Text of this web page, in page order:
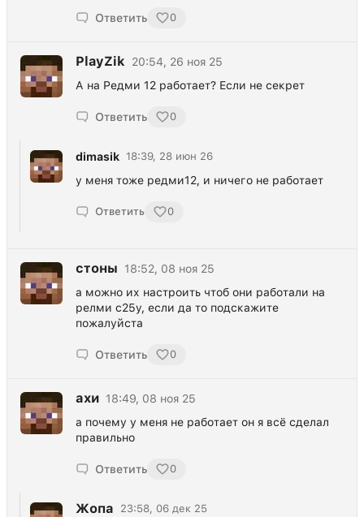
Ответить 0
PlayZik
20:54, 26 ноя 25
А на Редми 12 работает? Если не секрет
Ответить 0
dimasik 18:39, 28 июн 26
у меня тоже редми12, и ничего не работает
Ответить 0
стоны
18:52, 08 ноя 25
а можно их настроить чтоб они работали на
релми c25y, если да то подскажите
пожалуйста
Ответить 0
ахи 18:49, 08 ноя 25
а почему у меня не работает он я всё сделал
правильно
Ответить 0
Жопа 23:58, 06 дек 25